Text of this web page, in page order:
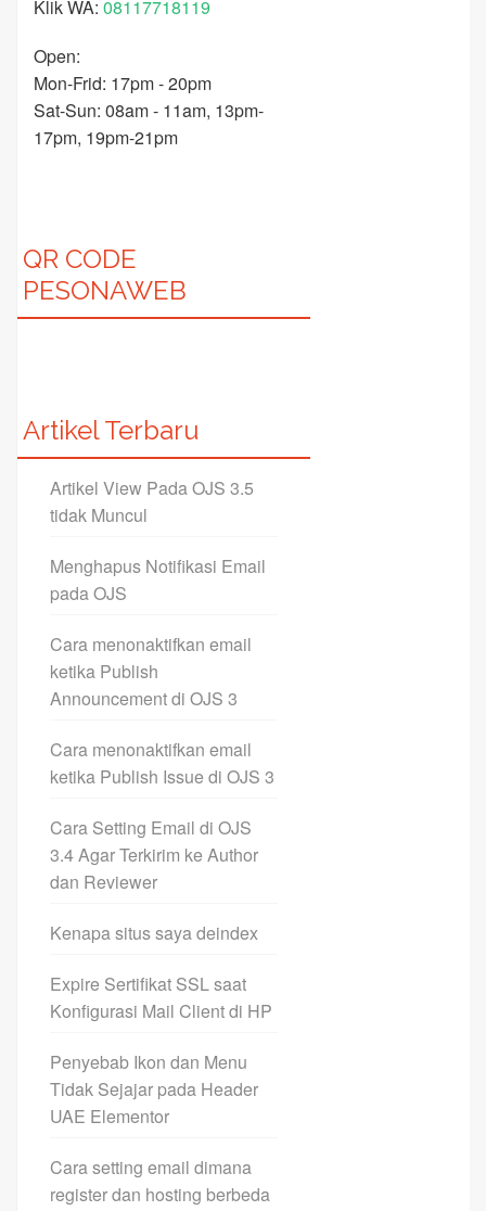
Klik WA: 08117718119
Open:
Mon-Frid: 17pm - 20pm
Sat-Sun: 08am - 11am, 13pm-
17pm, 19pm-21pm
QR CODE
PESONAWEB
Artikel Terbaru
Artikel View Pada OJS 3.5
tidak Muncul
Menghapus Notifikasi Email
pada OJS
Cara menonaktifkan email
ketika Publish
Announcement di OJS 3
Cara menonaktifkan email
ketika Publish Issue di OJS 3
Cara Setting Email di OJS
3.4 Agar Terkirim ke Author
dan Reviewer
Kenapa situs saya deindex
Expire Sertifikat SSL saat
Konfigurasi Mail Client di HP
Penyebab Ikon dan Menu
Tidak Sejajar pada Header
UAE Elementor
Cara setting email dimana
register dan hosting berbeda